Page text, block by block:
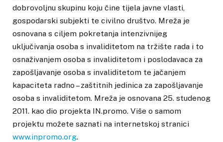
dobrovoljnu skupinu koju čine tijela javne vlasti,
gospodarski subjekti te civilno društvo. Mreža je
osnovana s ciljem pokretanja intenzivnijeg
uključivanja osoba s invaliditetom na tržište rada i to
osnaživanjem osoba s invaliditetom i poslodavaca za
zapošljavanje osoba s invaliditetom te jačanjem
kapaciteta radno – zaštitnih jedinica za zapošljavanje
osoba s invaliditetom. Mreža je osnovana 25. studenog
2011. kao dio projekta IN.promo. Više o samom
projektu možete saznati na internetskoj stranici
www.inpromo.org.